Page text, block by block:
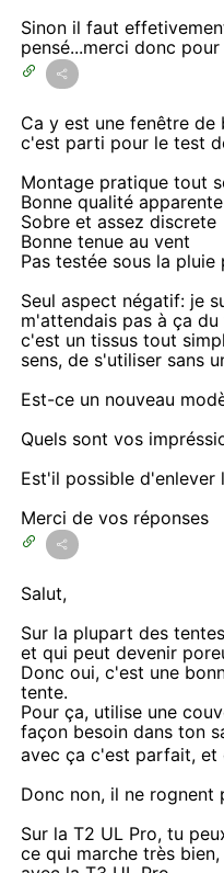
Sinon il faut
pensé...merci donc
Ca y est une fenêtre de
c'est parti pour le test
Montage pratique tout
Bonne qualité apparente
Sobre et assez discrete
Bonne tenue au vent
Pas testée sous la pluie
Seul aspect négatif: je
m'attendais pas à ça
c'est un tissus tout
sens, de s'utiliser sans
Est-ce un nouveau
Quels sont vos
Est'il possible d'enlever
Merci de vos réponses
Salut,
Sur la plupart des
et qui peut devenir
Donc oui, c'est une
tente.
Pour ça, utilise une
façon besoin dans ton
avec ça c'est parfait, et
Donc non, il ne rognent
Sur la T2 UL Pro, tu
ce qui marche très